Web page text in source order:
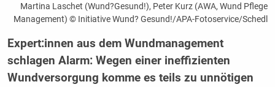
Martina Laschet (Wund?Gesund!), Peter Kurz (AWA, Wund Pflege
Management) © Initiative Wund? Gesund!/APA-Fotoservice/Schedl
Expert:innen aus dem Wundmanagement
schlagen Alarm: Wegen einer ineffizienten
Wundversorgung komme es teils zu unnötigen